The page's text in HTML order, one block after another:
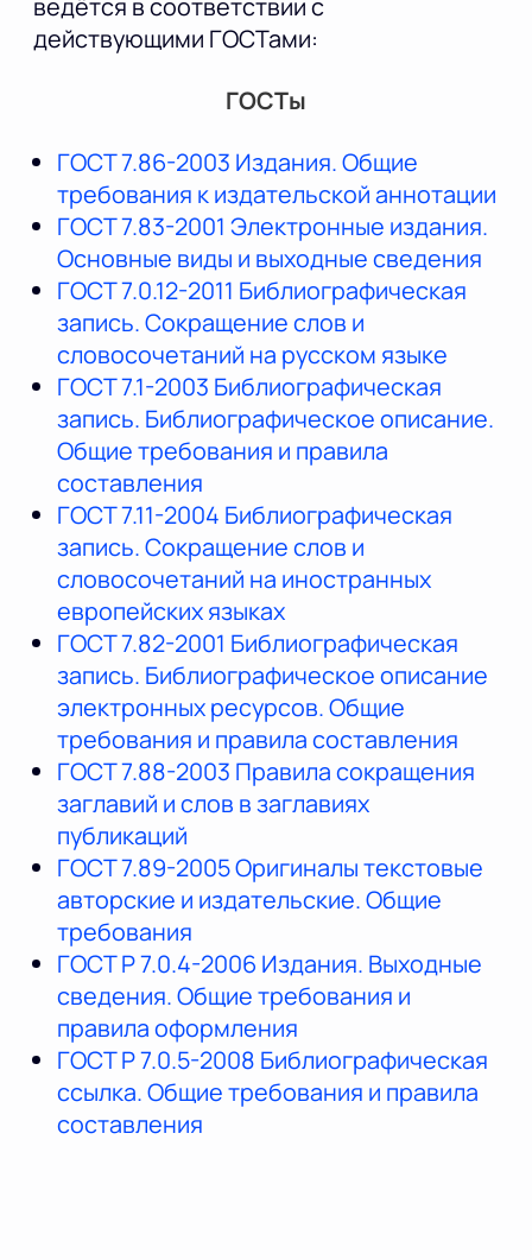
ведётся в соответствии с
действующими ГОСТами:
ГОСТы
ГОСТ 7.86-2003 Издания. Общие
требования к издательской аннотации
ГОСТ 7.83-2001 Электронные издания.
Основные виды и выходные сведения
ГОСТ 7.0.12-2011 Библиографическая
запись. Сокращение слов и
словосочетаний на русском языке
ГОСТ 7.1-2003 Библиографическая
запись. Библиографическое описание.
Общие требования и правила
составления
ГОСТ 7.11-2004 Библиографическая
запись. Сокращение слов и
словосочетаний на иностранных
европейских языках
ГОСТ 7.82-2001 Библиографическая
запись. Библиографическое описание
электронных ресурсов. Общие
требования и правила составления
ГОСТ 7.88-2003 Правила сокращения
заглавий и слов в заглавиях
публикаций
ГОСТ 7.89-2005 Оригиналы текстовые
авторские и издательские. Общие
требования
ГОСТ Р 7.0.4-2006 Издания. Выходные
сведения. Общие требования и
правила оформления
ГОСТ Р 7.0.5-2008 Библиографическая
ссылка. Общие требования и правила
составления